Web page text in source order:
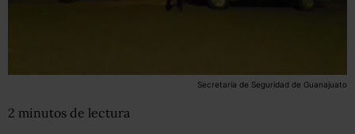
Secretaría de Seguridad de Guanajuato
2 minutos de lectura